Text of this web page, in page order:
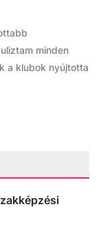
minden
a klubok nyújtotta